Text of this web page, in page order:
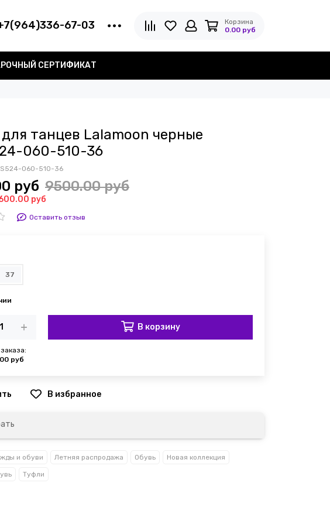
67-03
Корзина
0.00 руб
СЕРТИФИКАТ
танцев Lalamoon черные
060-510-36
060-510-36
руб 9500.00 руб
руб
Оставить отзыв
37
руб
В корзину
и обуви Летняя распродажа Обувь Новая коллекция
Туфли